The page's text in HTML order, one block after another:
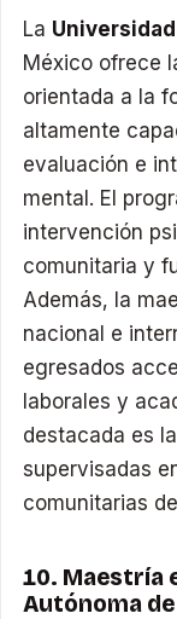
La
México ofrece
orientada a la
altamente
evaluación e
mental. El
intervención
comunitaria y
Además, la
nacional e
egresados
laborales y
destacada es
supervisadas
comunitarias
10. Maestría
Autónoma de